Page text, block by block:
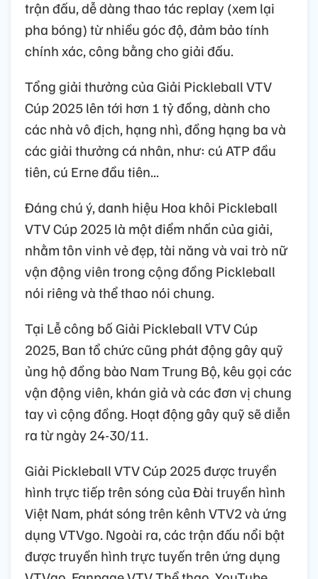
trận đấu, dễ dàng thao tác replay (xem lại
pha bóng) từ nhiều góc độ, đảm bảo tính
chính xác, công bằng cho giải đấu.
Tổng giải thưởng của Giải Pickleball VTV
Cúp 2025 lên tới hơn 1 tỷ đồng, dành cho
các nhà vô địch, hạng nhì, đồng hạng ba và
các giải thưởng cá nhân, như: cú ATP đầu
tiên, cú Erne đầu tiên...
Đáng chú ý, danh hiệu Hoa khôi Pickleball
VTV Cúp 2025 là một điểm nhấn của giải,
nhằm tôn vinh vẻ đẹp, tài năng và vai trò nữ
vận động viên trong cộng đồng Pickleball
nói riêng và thể thao nói chung.
Tại Lễ công bố Giải Pickleball VTV Cúp
2025, Ban tổ chức cũng phát động gây quỹ
ủng hộ đồng bào Nam Trung Bộ, kêu gọi các
vận động viên, khán giả và các đơn vị chung
tay vì cộng đồng. Hoạt động gây quỹ sẽ diễn
ra từ ngày 24-30/11.
Giải Pickleball VTV Cúp 2025 được truyền
hình trực tiếp trên sóng của Đài truyền hình
Việt Nam, phát sóng trên kênh VTV2 và ứng
dụng VTVgo. Ngoài ra, các trận đấu nổi bật
được truyền hình trực tuyến trên ứng dụng